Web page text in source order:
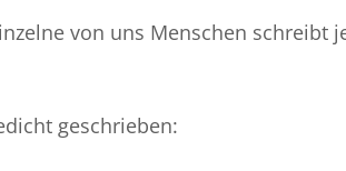
von uns Menschen schreibt
geschrieben: